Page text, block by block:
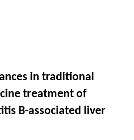
in traditional
treatment of
B-associated liver